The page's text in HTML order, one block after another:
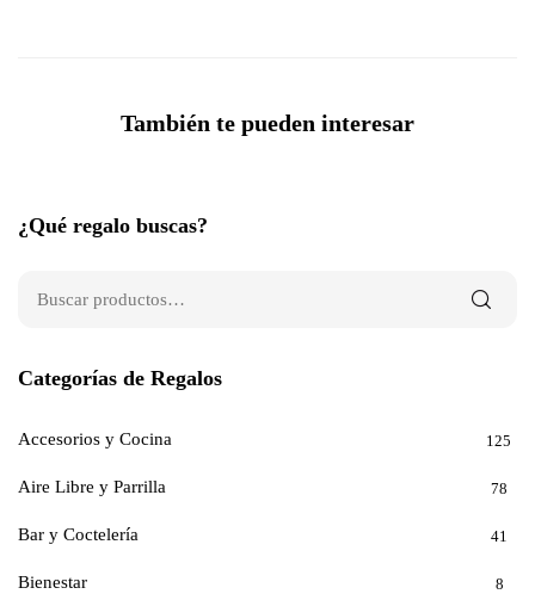
También te pueden interesar
¿Qué regalo buscas?
Categorías de Regalos
Accesorios y Cocina 125
Aire Libre y Parrilla 78
Bar y Coctelería 41
Bienestar 8